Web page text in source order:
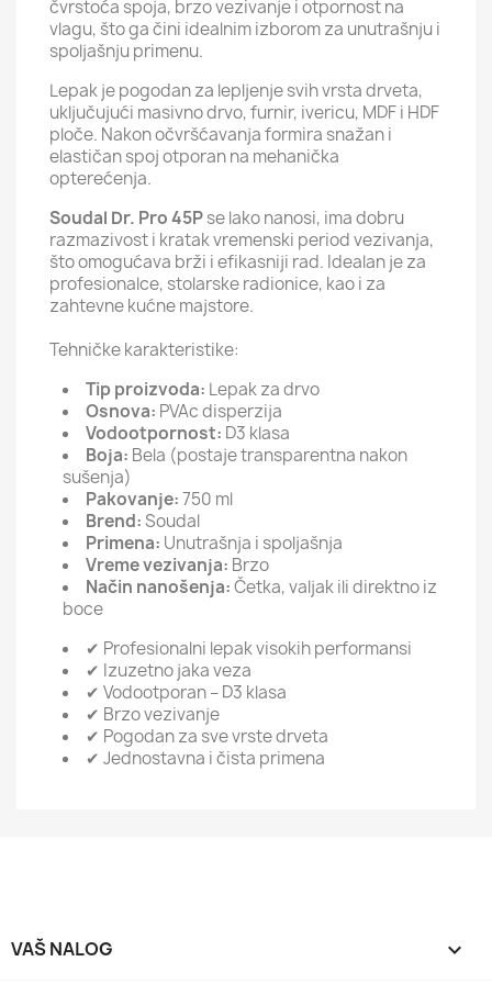
čvrstoća spoja, brzo vezivanje i otpornost na
vlagu, što ga čini idealnim izborom za unutrašnju i
spoljašnju primenu.
Lepak je pogodan za lepljenje svih vrsta drveta,
uključujući masivno drvo, furnir, ivericu, MDF i HDF
ploče. Nakon očvršćavanja formira snažan i
elastičan spoj otporan na mehanička
opterećenja.
Soudal Dr. Pro 45Pse lako nanosi, ima dobru
razmazivost i kratak vremenski period vezivanja,
što omogućava brži i efikasniji rad. Idealan je za
profesionalce, stolarske radionice, kao i za
zahtevne kućne majstore.
Tehničke karakteristike:
Tip proizvoda: Lepak za drvo
Osnova: PVAc disperzija
Vodootpornost: D3 klasa
Boja: Bela (postaje transparentna nakon
sušenja)
Pakovanje:750 ml
Brend:Soudal
Primena: Unutrašnja i spoljašnja
Vreme vezivanja: Brzo
Način nanošenja:Četka, valjak ili direktno iz
boce
✔ Profesionalni lepak visokih performansi
✔ Izuzetno jaka veza
✔ Vodootporan – D3 klasa
✔ Brzo vezivanje
✔ Pogodan za sve vrste drveta
✔ Jednostavna i čista primena
VAŠ NALOG 